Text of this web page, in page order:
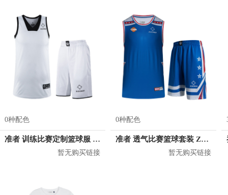
0种配色
准者 训练比赛定制篮球服 Z17110105
暂无购买链接
0种配色
准者 透气比赛篮球套装 Z118210177
暂无购买链接